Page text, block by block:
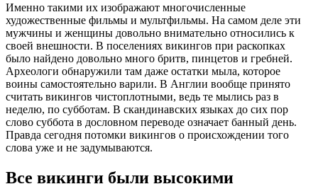
Именно такими их изображают многочисленные
художественные фильмы и мультфильмы. На самом деле эти
мужчины и женщины довольно внимательно относились к
своей внешности. В поселениях викингов при раскопках
было найдено довольно много бритв, пинцетов и гребней.
Археологи обнаружили там даже остатки мыла, которое
воины самостоятельно варили. В Англии вообще принято
считать викингов чистоплотными, ведь те мылись раз в
неделю, по субботам. В скандинавских языках до сих пор
слово суббота в дословном переводе означает банный день.
Правда сегодня потомки викингов о происхождении того
слова уже и не задумываются.
Все викинги были высокими